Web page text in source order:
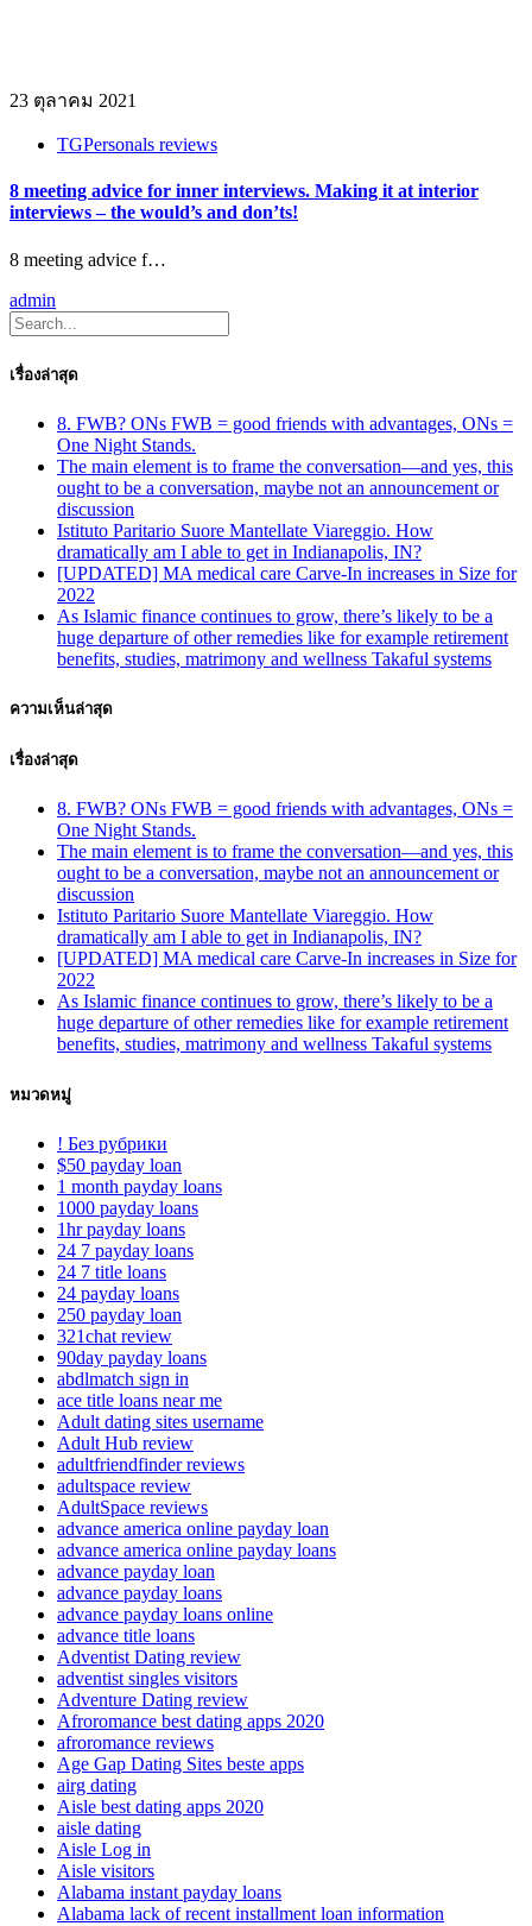
23 ตุลาคม 2021
TGPersonals reviews
8 meeting advice for inner interviews. Making it at interior
interviews – the would’s and don’ts!
8 meeting advice f…
admin
เรื่องล่าสุด
8. FWB? ONs FWB = good friends with advantages, ONs =
One Night Stands.
The main element is to frame the conversation—and yes, this
ought to be a conversation, maybe not an announcement or
discussion
Istituto Paritario Suore Mantellate Viareggio. How
dramatically am I able to get in Indianapolis, IN?
[UPDATED] MA medical care Carve-In increases in Size for
2022
As Islamic finance continues to grow, there’s likely to be a
huge departure of other remedies like for example retirement
benefits, studies, matrimony and wellness Takaful systems
ความเห็นล่าสุด
เรื่องล่าสุด
8. FWB? ONs FWB = good friends with advantages, ONs =
One Night Stands.
The main element is to frame the conversation—and yes, this
ought to be a conversation, maybe not an announcement or
discussion
Istituto Paritario Suore Mantellate Viareggio. How
dramatically am I able to get in Indianapolis, IN?
[UPDATED] MA medical care Carve-In increases in Size for
2022
As Islamic finance continues to grow, there’s likely to be a
huge departure of other remedies like for example retirement
benefits, studies, matrimony and wellness Takaful systems
หมวดหมู่
! Без рубрики
$50 payday loan
1 month payday loans
1000 payday loans
1hr payday loans
24 7 payday loans
24 7 title loans
24 payday loans
250 payday loan
321chat review
90day payday loans
abdlmatch sign in
ace title loans near me
Adult dating sites username
Adult Hub review
adultfriendfinder reviews
adultspace review
AdultSpace reviews
advance america online payday loan
advance america online payday loans
advance payday loan
advance payday loans
advance payday loans online
advance title loans
Adventist Dating review
adventist singles visitors
Adventure Dating review
Afroromance best dating apps 2020
afroromance reviews
Age Gap Dating Sites beste apps
airg dating
Aisle best dating apps 2020
aisle dating
Aisle Log in
Aisle visitors
Alabama instant payday loans
Alabama lack of recent installment loan information